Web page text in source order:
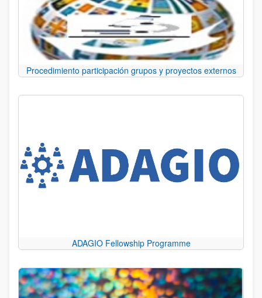
Procedimiento participación grupos y proyectos externos
ADAGIO Fellowship Programme